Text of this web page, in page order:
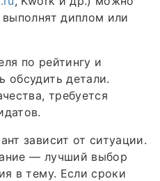
диплом или
по рейтингу и
обсудить детали.
требуется
зависит от ситуации.
— лучший выбор
в тему. Если сроки